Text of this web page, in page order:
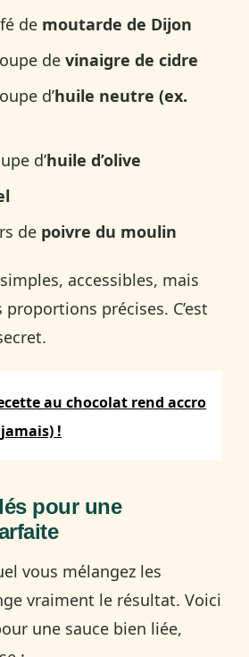
de moutarde de Dijon
devinaigre de cidre
d’huile neutre (ex.
d’huile d’olive
de poivre du moulin
accessibles, mais
précises. C’est
au chocolat rend accro
!
pour une
vous mélangez les
vraiment le résultat. Voici
une sauce bien liée,